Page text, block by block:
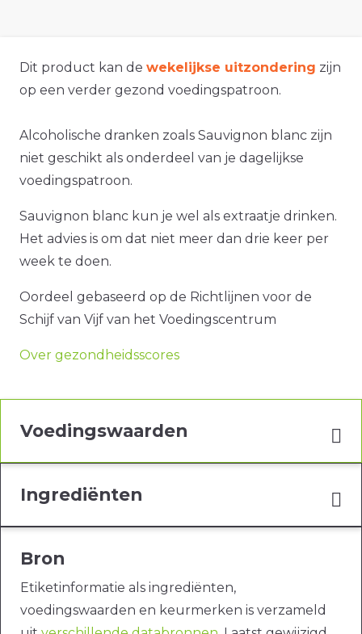
Dit product kan de wekelijkse uitzondering zijn
op een verder gezond voedingspatroon.
Alcoholische dranken zoals Sauvignon blanc zijn
niet geschikt als onderdeel van je dagelijkse
voedingspatroon.
Sauvignon blanc kun je wel als extraatje drinken.
Het advies is om dat niet meer dan drie keer per
week te doen.
Oordeel gebaseerd op de Richtlijnen voor de
Schijf van Vijf van het Voedingscentrum
Over gezondheidsscores
Voedingswaarden
Ingrediënten
Bron
Etiketinformatie als ingrediënten,
voedingswaarden en keurmerken is verzameld